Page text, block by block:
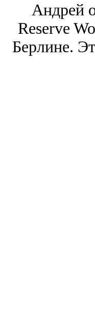
Андрей
Reserve
Берлине.